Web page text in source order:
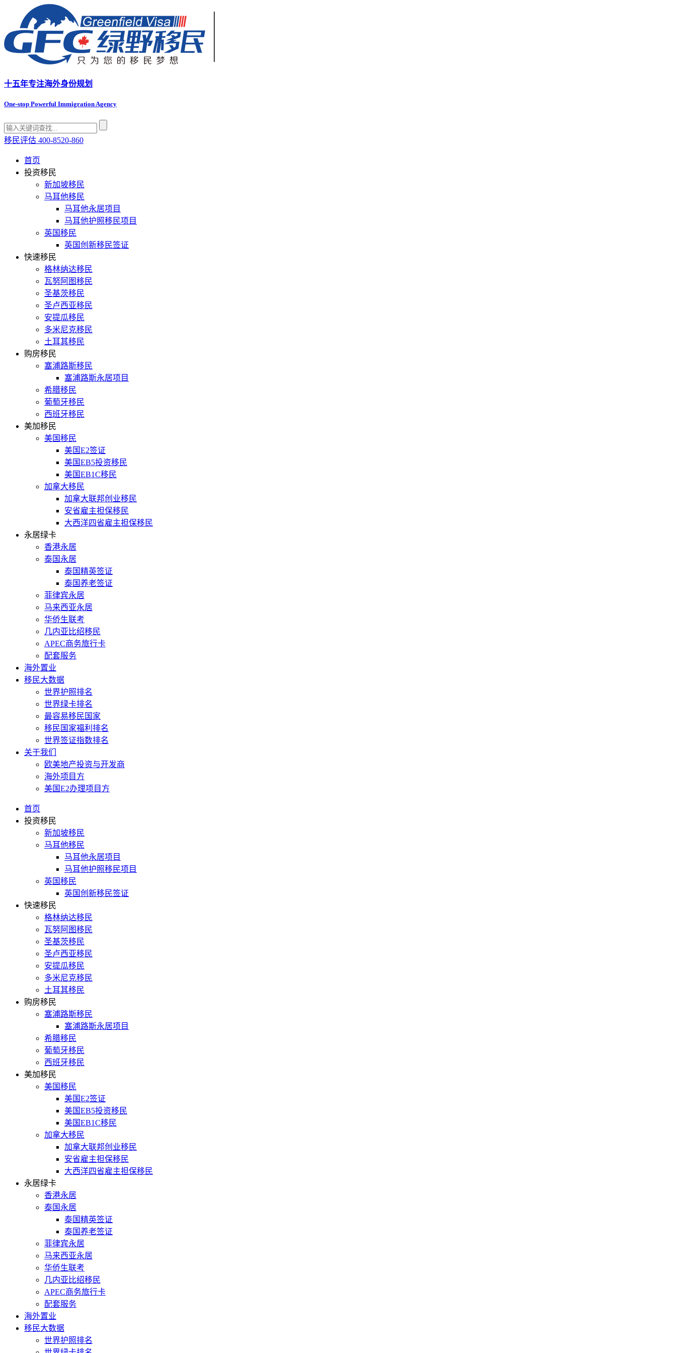
十五年专注海外身份规划
One-stop Powerful Immigration Agency
移民评估 400-8520-860
首页
投资移民
新加坡移民
马耳他移民
马耳他永居项目
马耳他护照移民项目
英国移民
英国创新移民签证
快速移民
格林纳达移民
瓦努阿图移民
圣基茨移民
圣卢西亚移民
安提瓜移民
多米尼克移民
土耳其移民
购房移民
塞浦路斯移民
塞浦路斯永居项目
希腊移民
葡萄牙移民
西班牙移民
美加移民
美国移民
美国E2签证
美国EB5投资移民
美国EB1C移民
加拿大移民
加拿大联邦创业移民
安省雇主担保移民
大西洋四省雇主担保移民
永居绿卡
香港永居
泰国永居
泰国精英签证
泰国养老签证
菲律宾永居
马来西亚永居
华侨生联考
几内亚比绍移民
APEC商务旅行卡
配套服务
海外置业
移民大数据
世界护照排名
世界绿卡排名
最容易移民国家
移民国家福利排名
世界签证指数排名
关于我们
欧美地产投资与开发商
海外项目方
美国E2办理项目方
首页
投资移民
新加坡移民
马耳他移民
马耳他永居项目
马耳他护照移民项目
英国移民
英国创新移民签证
快速移民
格林纳达移民
瓦努阿图移民
圣基茨移民
圣卢西亚移民
安提瓜移民
多米尼克移民
土耳其移民
购房移民
塞浦路斯移民
塞浦路斯永居项目
希腊移民
葡萄牙移民
西班牙移民
美加移民
美国移民
美国E2签证
美国EB5投资移民
美国EB1C移民
加拿大移民
加拿大联邦创业移民
安省雇主担保移民
大西洋四省雇主担保移民
永居绿卡
香港永居
泰国永居
泰国精英签证
泰国养老签证
菲律宾永居
马来西亚永居
华侨生联考
几内亚比绍移民
APEC商务旅行卡
配套服务
海外置业
移民大数据
世界护照排名